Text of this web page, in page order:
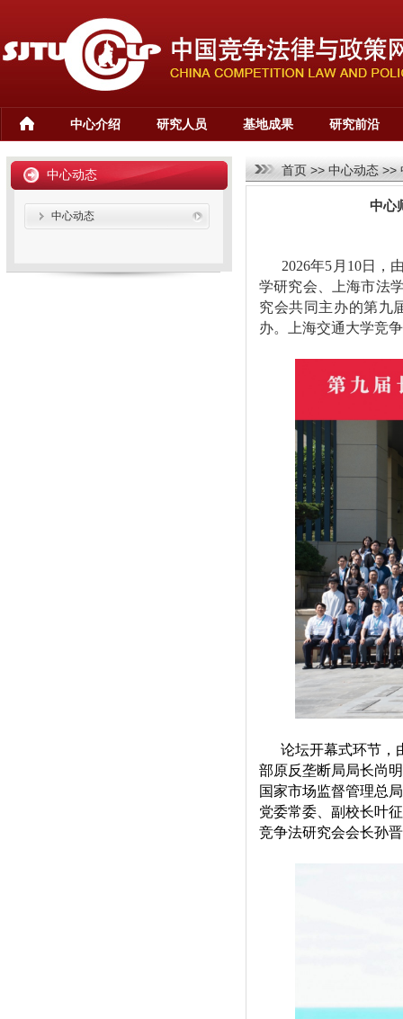
中心介绍 研究人员 基地成果 研究前沿
首页>>中心动态>>
中心
2026年5月10日，
学研究会、上海市法
究会共同主办的第九
办。上海交通大学竞
论坛开幕式环节，
部原反垄断局局长尚明
国家市场监督管理总
党委常委、副校长叶征
竞争法研究会会长孙晋
中心动态
中心动态